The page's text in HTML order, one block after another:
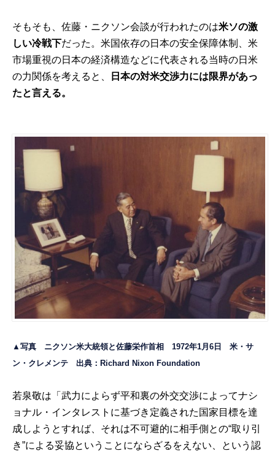
そもそも、佐藤・ニクソン会談が行われたのは米ソの激
しい冷戦下だった。米国依存の日本の安全保障体制、米
市場重視の日本の経済構造などに代表される当時の日米
の力関係を考えると、
日本の対米交渉力には限界があっ
たと言える。
▲写真 ニクソン米大統領と佐藤栄作首相 1972年1月6日 米・サ
ン・クレメンテ 出典： Richard Nixon Foundation
若泉敬は「武力によらず平和裏の外交交渉によってナシ
ョナル・インタレストに基づき定義された国家目標を達
成しようとすれば、それは不可避的に相手側との“取り引
き”による妥協ということにならざるをえない、という認